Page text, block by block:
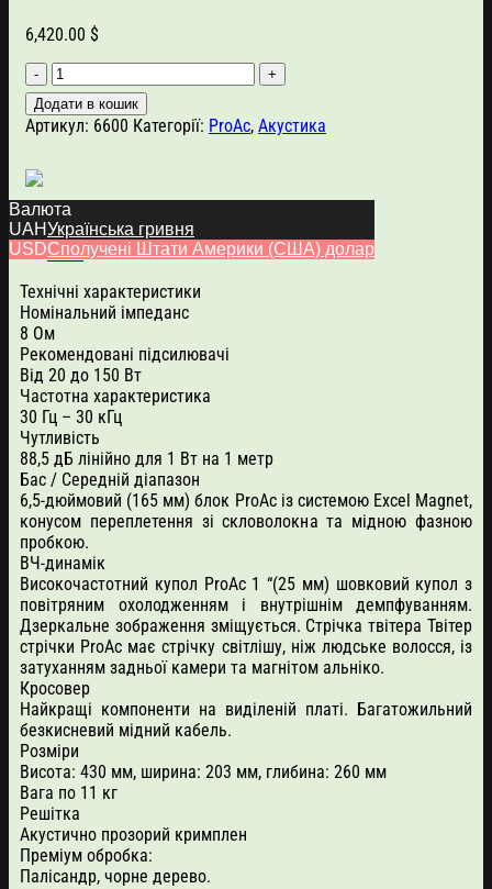
6,420.00 $
ProAc
Response
D2R
Rosewood,
Додати в кошик
Артикул: 6600 Категорії: ProAc, Акустика
Опис
Технічні характеристики
Номінальний імпеданс
8 Ом
Рекомендовані підсилювачі
Від 20 до 150 Вт
Частотна характеристика
30 Гц – 30 кГц
Чутливість
88,5 дБ лінійно для 1 Вт на 1 метр
Бас / Середній діапазон
6,5-дюймовий (165 мм) блок ProAc із системою Excel Magnet,
конусом переплетення зі скловолокна та мідною фазною
пробкою.
ВЧ-динамік
Високочастотний купол ProAc 1 “(25 мм) шовковий купол з
повітряним охолодженням і внутрішнім демпфуванням.
Дзеркальне зображення зміщується. Стрічка твітера Твітер
стрічки ProAc має стрічку світлішу, ніж людське волосся, із
затуханням задньої камери та магнітом альніко.
Кросовер
Найкращі компоненти на виділеній платі. Багатожильний
безкисневий мідний кабель.
Розміри
Висота: 430 мм, ширина: 203 мм, глибина: 260 мм
Вага по 11 кг
Решітка
Акустично прозорий кримплен
Преміум обробка:
Палісандр, чорне дерево.
Валюта
UAHУкраїнська гривня
USDСполучені Штати Америки (США) долар